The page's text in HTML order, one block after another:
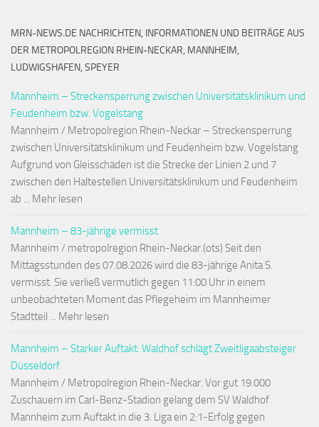
MRN-NEWS.DE NACHRICHTEN, INFORMATIONEN UND BEITRÄGE AUS
DER METROPOLREGION RHEIN-NECKAR, MANNHEIM,
LUDWIGSHAFEN, SPEYER
Mannheim – Streckensperrung zwischen Universitätsklinikum und
Feudenheim bzw. Vogelstang
Mannheim / Metropolregion Rhein-Neckar – Streckensperrung
zwischen Universitätsklinikum und Feudenheim bzw. Vogelstang
Aufgrund von Gleisschäden ist die Strecke der Linien 2 und 7
zwischen den Haltestellen Universitätsklinikum und Feudenheim
ab ... Mehr lesen
Mannheim – 83-jährige vermisst
Mannheim / metropolregion Rhein-Neckar.(ots) Seit den
Mittagsstunden des 07.08.2026 wird die 83-jährige Anita S.
vermisst. Sie verließ vermutlich gegen 11:00 Uhr in einem
unbeobachteten Moment das Pflegeheim im Mannheimer
Stadtteil ... Mehr lesen
Mannheim – Starker Auftakt: Waldhof schlägt Zweitligaabsteiger
Düsseldorf
Mannheim / Metropolregion Rhein-Neckar. Vor gut 19.000
Zuschauern im Carl-Benz-Stadion gelang dem SV Waldhof
Mannheim zum Auftakt in die 3. Liga ein 2:1-Erfolg gegen